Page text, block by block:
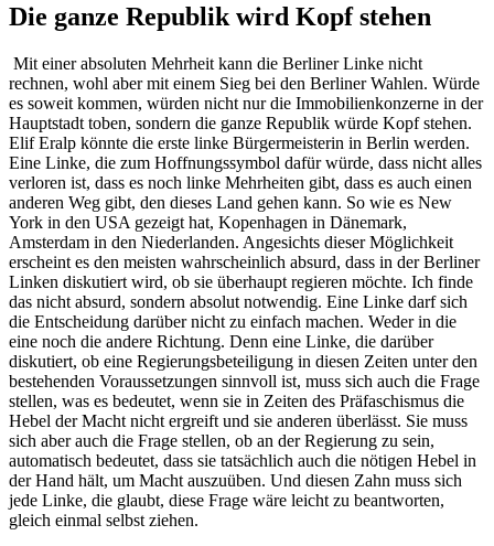
Die ganze Republik wird Kopf stehen
Mit einer absoluten Mehrheit kann die Berliner Linke nicht
rechnen, wohl aber mit einem Sieg bei den Berliner Wahlen. Würde
es soweit kommen, würden nicht nur die Immobilienkonzerne in der
Hauptstadt toben, sondern die ganze Republik würde Kopf stehen.
Elif Eralp könnte die erste linke Bürgermeisterin in Berlin werden.
Eine Linke, die zum Hoffnungssymbol dafür würde, dass nicht alles
verloren ist, dass es noch linke Mehrheiten gibt, dass es auch einen
anderen Weg gibt, den dieses Land gehen kann. So wie es New
York in den USA gezeigt hat, Kopenhagen in Dänemark,
Amsterdam in den Niederlanden. Angesichts dieser Möglichkeit
erscheint es den meisten wahrscheinlich absurd, dass in der Berliner
Linken diskutiert wird, ob sie überhaupt regieren möchte. Ich finde
das nicht absurd, sondern absolut notwendig. Eine Linke darf sich
die Entscheidung darüber nicht zu einfach machen. Weder in die
eine noch die andere Richtung. Denn eine Linke, die darüber
diskutiert, ob eine Regierungsbeteiligung in diesen Zeiten unter den
bestehenden Voraussetzungen sinnvoll ist, muss sich auch die Frage
stellen, was es bedeutet, wenn sie in Zeiten des Präfaschismus die
Hebel der Macht nicht ergreift und sie anderen überlässt. Sie muss
sich aber auch die Frage stellen, ob an der Regierung zu sein,
automatisch bedeutet, dass sie tatsächlich auch die nötigen Hebel in
der Hand hält, um Macht auszuüben. Und diesen Zahn muss sich
jede Linke, die glaubt, diese Frage wäre leicht zu beantworten,
gleich einmal selbst ziehen.